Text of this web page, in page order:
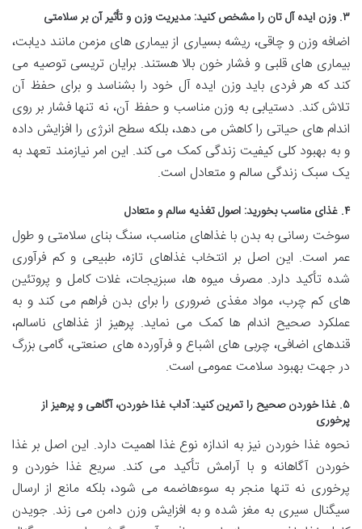
۳. وزن ایده آل تان را مشخص کنید: مدیریت وزن و تأثیر آن بر سلامتی
اضافه وزن و چاقی، ریشه بسیاری از بیماری های مزمن مانند دیابت،
بیماری های قلبی و فشار خون بالا هستند. برایان تریسی توصیه می
کند که هر فردی باید وزن ایده آل خود را بشناسد و برای حفظ آن
تلاش کند. دستیابی به وزن مناسب و حفظ آن، نه تنها فشار بر روی
اندام های حیاتی را کاهش می دهد، بلکه سطح انرژی را افزایش داده
و به بهبود کلی کیفیت زندگی کمک می کند. این امر نیازمند تعهد به
یک سبک زندگی سالم و متعادل است.
۴. غذای مناسب بخورید: اصول تغذیه سالم و متعادل
سوخت رسانی به بدن با غذاهای مناسب، سنگ بنای سلامتی و طول
عمر است. این اصل بر انتخاب غذاهای تازه، طبیعی و کم فرآوری
شده تأکید دارد. مصرف میوه ها، سبزیجات، غلات کامل و پروتئین
های کم چرب، مواد مغذی ضروری را برای بدن فراهم می کند و به
عملکرد صحیح اندام ها کمک می نماید. پرهیز از غذاهای ناسالم،
قندهای اضافی، چربی های اشباع و فرآورده های صنعتی، گامی بزرگ
در جهت بهبود سلامت عمومی است.
۵. غذا خوردن صحیح را تمرین کنید: آداب غذا خوردن، آگاهی و پرهیز از
پرخوری
نحوه غذا خوردن نیز به اندازه نوع غذا اهمیت دارد. این اصل بر غذا
خوردن آگاهانه و با آرامش تأکید می کند. سریع غذا خوردن و
پرخوری نه تنها منجر به سوءهاضمه می شود، بلکه مانع از ارسال
سیگنال سیری به مغز شده و به افزایش وزن دامن می زند. جویدن